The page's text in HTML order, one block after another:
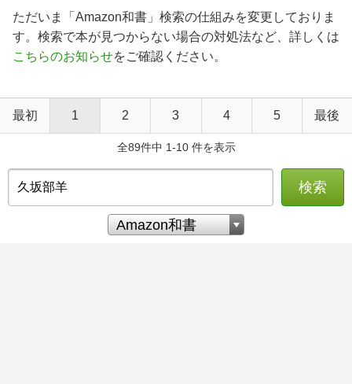
ただいま「Amazon和書」検索の仕組みを変更しておりま
す。検索で本が見つからない場合の対処法など、詳しくは
こちらのお知らせをご確認ください。
最初 1 2 3 4 5 最後
全89件中 1-10 件を表示
検索